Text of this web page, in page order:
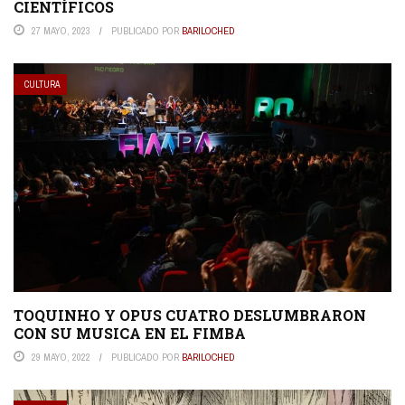
CIENTÍFICOS
27 MAYO, 2023 PUBLICADO POR BARILOCHED
CULTURA
TOQUINHO Y OPUS CUATRO DESLUMBRARON
CON SU MUSICA EN EL FIMBA
29 MAYO, 2022 PUBLICADO POR BARILOCHED